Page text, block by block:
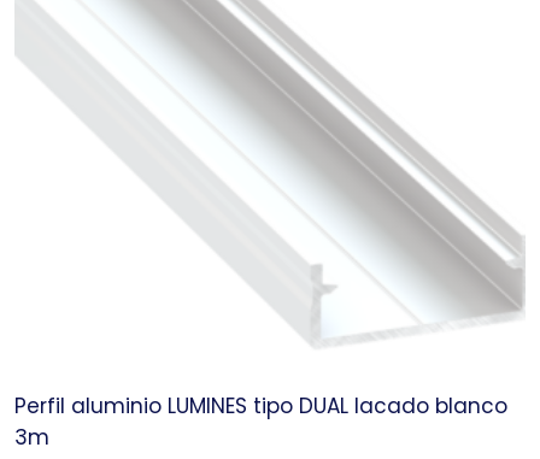
Perfil aluminio LUMINES tipo DUAL lacado blanco
3m